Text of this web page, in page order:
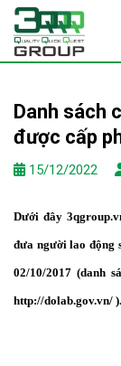
Skip
content
Danh sách
được cấp
15/12/2022
Dưới đây
đưa người lao động
02/10/2017 (danh
http://dolab.gov.vn/ ).